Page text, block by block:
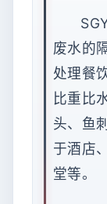
废水的
处理餐
比重比
头、鱼
于酒店
堂等。